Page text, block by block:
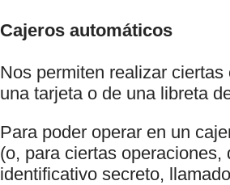
Cajeros automáticos
Nos permiten realizar
una tarjeta o de una libreta
Para poder operar en un
(o, para ciertas
identificativo secreto,